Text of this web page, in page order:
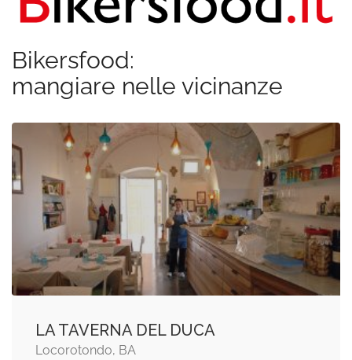
Bikersfood:
mangiare nelle vicinanze
LA TAVERNA DEL DUCA
Locorotondo, BA